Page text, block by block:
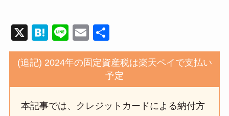
X
H
at
e
a
Li
n
e
E
m
ail
有
(追記) 2024年の固定資産税は楽天ペイで支払い
予定
本記事では、クレジットカードによる納付方